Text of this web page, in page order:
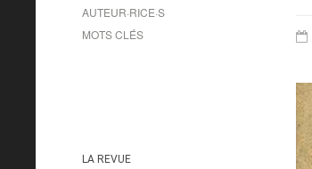
AUTEUR·RICE·S
MOTS CLÉS
LA REVUE